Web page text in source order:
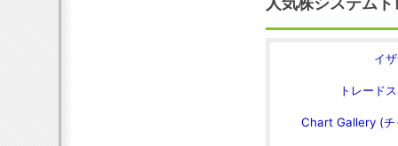
イ
トレード
Chart Gallery (チ